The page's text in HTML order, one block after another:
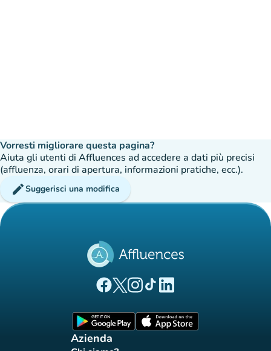
Vorresti migliorare questa pagina?
Aiuta gli utenti di Affluences ad accedere a dati più precisi
(affluenza, orari di apertura, informazioni pratiche, ecc.).
editSuggerisci una modifica
(nuova scheda)
(nuova scheda)
(nuova scheda)
(nuova scheda)
(nuova scheda)
Azienda